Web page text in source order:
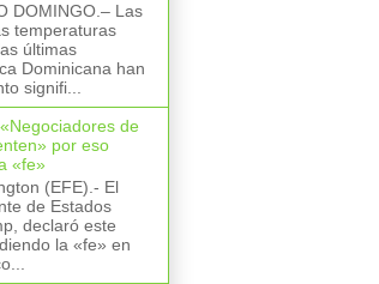
DOMINGO.– Las
temperaturas
últimas
Dominicana han
signifi...
de
por eso
«fe»
(EFE).- El
de Estados
declaró este
la «fe» en